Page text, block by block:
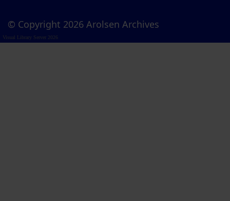
© Copyright 2026 Arolsen Archives
Visual Library Server 2026